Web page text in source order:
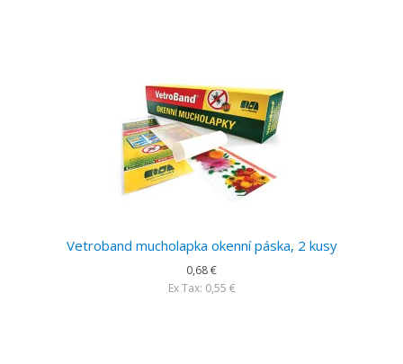
Vetroband mucholapka okenní páska, 2 kusy
0,68 €
Ex Tax: 0,55 €